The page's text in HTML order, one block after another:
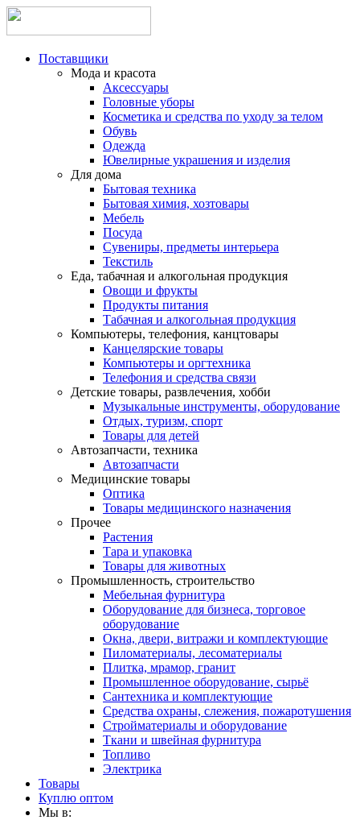
Поставщики
Мода и красота
Аксессуары
Головные уборы
Косметика и средства по уходу за телом
Обувь
Одежда
Ювелирные украшения и изделия
Для дома
Бытовая техника
Бытовая химия, хозтовары
Мебель
Посуда
Сувениры, предметы интерьера
Текстиль
Еда, табачная и алкогольная продукция
Овощи и фрукты
Продукты питания
Табачная и алкогольная продукция
Компьютеры, телефония, канцтовары
Канцелярские товары
Компьютеры и оргтехника
Телефония и средства связи
Детские товары, развлечения, хобби
Музыкальные инструменты, оборудование
Отдых, туризм, спорт
Товары для детей
Автозапчасти, техника
Автозапчасти
Медицинские товары
Оптика
Товары медицинского назначения
Прочее
Растения
Тара и упаковка
Товары для животных
Промышленность, строительство
Мебельная фурнитура
Оборудование для бизнеса, торговое
оборудование
Окна, двери, витражи и комплектующие
Пиломатериалы, лесоматериалы
Плитка, мрамор, гранит
Промышленное оборудование, сырьё
Сантехника и комплектующие
Средства охраны, слежения, пожаротушения
Стройматериалы и оборудование
Ткани и швейная фурнитура
Топливо
Электрика
Товары
Куплю оптом
Мы в: